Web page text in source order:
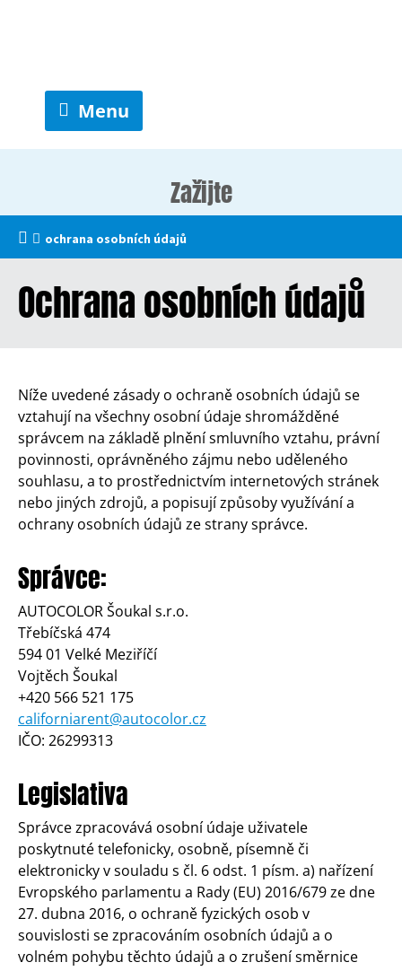
Menu
Zažijte
ochrana osobních údajů
Ochrana osobních údajů
Níže uvedené zásady o ochraně osobních údajů se
vztahují na všechny osobní údaje shromážděné
správcem na základě plnění smluvního vztahu, právní
povinnosti, oprávněného zájmu nebo uděleného
souhlasu, a to prostřednictvím internetových stránek
nebo jiných zdrojů, a popisují způsoby využívání a
ochrany osobních údajů ze strany správce.
Správce:
AUTOCOLOR Šoukal s.r.o.
Třebíčská 474
594 01 Velké Meziříčí
Vojtěch Šoukal
+420 566 521 175
californiarent@autocolor.cz
IČO: 26299313
Legislativa
Správce zpracovává osobní údaje uživatele
poskytnuté telefonicky, osobně, písemně či
elektronicky v souladu s čl. 6 odst. 1 písm. a) nařízení
Evropského parlamentu a Rady (EU) 2016/679 ze dne
27. dubna 2016, o ochraně fyzických osob v
souvislosti se zpracováním osobních údajů a o
volném pohybu těchto údajů a o zrušení směrnice